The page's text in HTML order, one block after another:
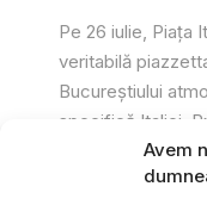
Avem
Pe 26 iulie, Piața
veritabilă
Bucureștiului
specifică Italiei.
Gabriel Barliga